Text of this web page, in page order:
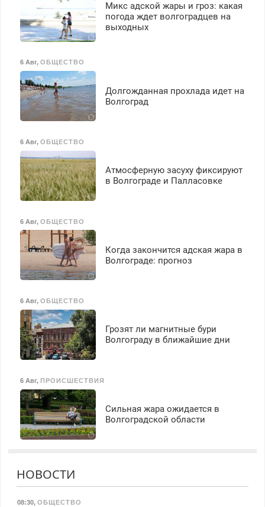
Микс адской жары и гроз: какая
погода ждет волгоградцев на
выходных
6 Авг, ОБЩЕСТВО
Долгожданная прохлада идет на
Волгоград
6 Авг, ОБЩЕСТВО
Атмосферную засуху фиксируют
в Волгограде и Палласовке
6 Авг, ОБЩЕСТВО
Когда закончится адская жара в
Волгограде: прогноз
6 Авг, ОБЩЕСТВО
Грозят ли магнитные бури
Волгограду в ближайшие дни
6 Авг, ПРОИСШЕСТВИЯ
Сильная жара ожидается в
Волгоградской области
НОВОСТИ
08:30, ОБЩЕСТВО